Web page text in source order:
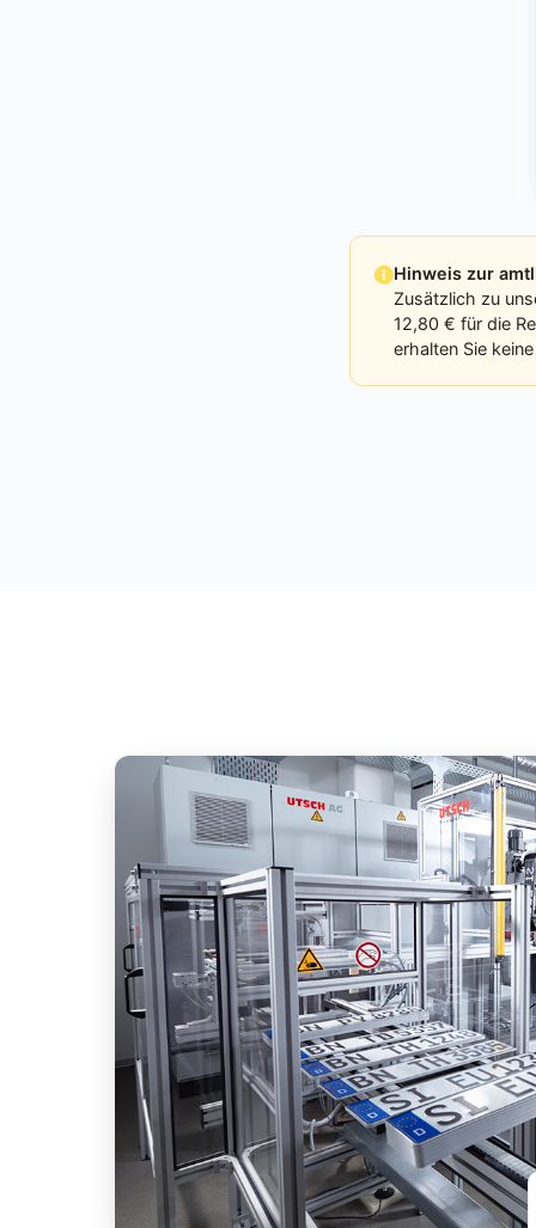
Hinweis zur
Zusätzlich zu
12,80 € für die
erhalten Sie